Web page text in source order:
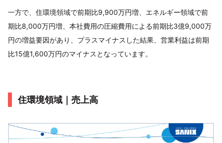
一方で、住環境領域で前期比9,900万円増、エネルギー領域で前
期比8,000万円増、本社費用の圧縮費用による前期比3億9,000万
円の増益要因があり、プラスマイナスした結果、営業利益は前期
比15億1,600万円のマイナスとなっています。
住環境領域｜売上高